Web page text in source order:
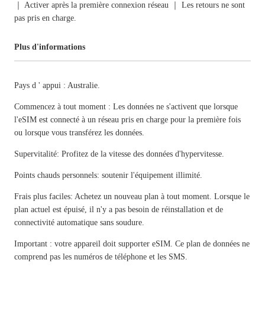
｜ Activer après la première connexion réseau ｜ Les retours ne sont
pas pris en charge.
Plus d'informations
Pays d ' appui : Australie.
Commencez à tout moment : Les données ne s'activent que lorsque
l'eSIM est connecté à un réseau pris en charge pour la première fois
ou lorsque vous transférez les données.
Supervitalité: Profitez de la vitesse des données d'hypervitesse.
Points chauds personnels: soutenir l'équipement illimité.
Frais plus faciles: Achetez un nouveau plan à tout moment. Lorsque le
plan actuel est épuisé, il n'y a pas besoin de réinstallation et de
connectivité automatique sans soudure.
Important : votre appareil doit supporter eSIM. Ce plan de données ne
comprend pas les numéros de téléphone et les SMS.